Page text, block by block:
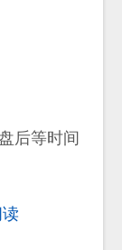
后等时间